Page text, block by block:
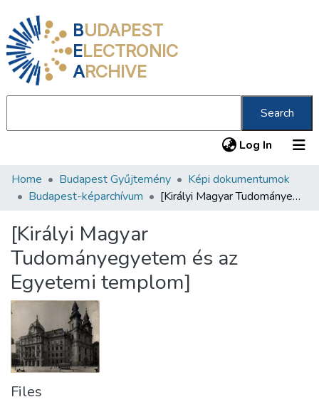
BUDAPEST
ELECTRONIC
ARCHIVE
Search
Log In (current)
Communities & Collections
Statistics
About us
Home Budapest Gyűjtemény
Képi dokumentumok
Budapest-képarchívum
[Királyi Magyar Tudományegyetem és az Egyetemi templom]
[Királyi Magyar
Tudományegyetem és az
Egyetemi templom]
Files